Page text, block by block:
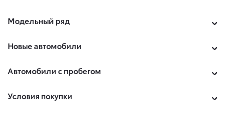
Модельный ряд
Новые автомобили
Автомобили с пробегом
Условия покупки